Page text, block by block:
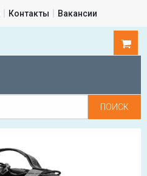
Контакты Вакансии